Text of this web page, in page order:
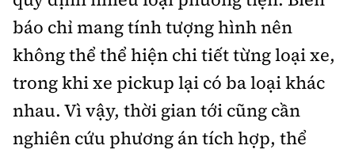
báo chỉ mang tính tượng hình nên
không thể thể hiện chi tiết từng loại xe,
trong khi xe pickup lại có ba loại khác
nhau. Vì vậy, thời gian tới cũng cần
nghiên cứu phương án tích hợp, thể